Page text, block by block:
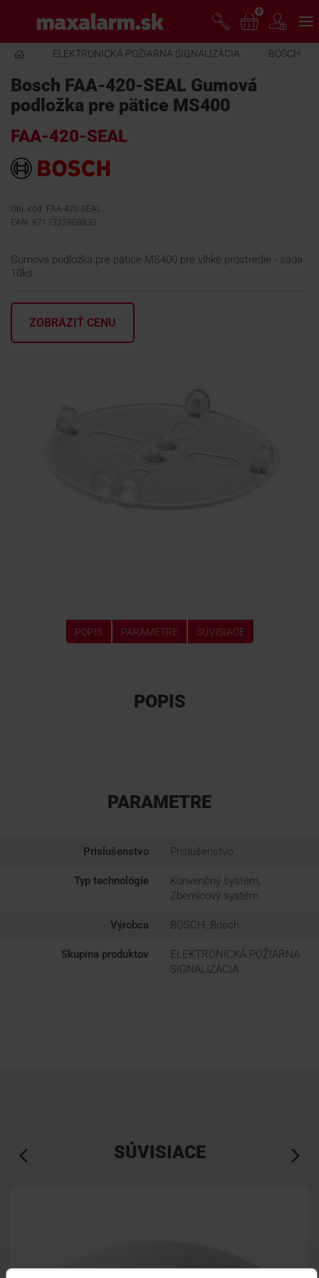
hlavnému
obsahu
www.maxalarm.sk
AKCIA MESIACA
PRODUKTY
SPOLOČNOSŤ
ŠKOLENIE
PODPORA
0
ELEKTRONICKÁ POŽIARNA SIGNALIZÁCIA BOSCH
Bosch FAA-420-SEAL Gumová
podložka pre pätice MS400
FAA-420-SEAL
Obj. kód: FAA-420-SEAL
EAN: 8717332808830
Gumová podložka pre pätice MS400 pre vlhké prostredie - sada
10ks
ZOBRAZIŤ CENU
POPIS PARAMETRE SÚVISIACE
POPIS
PARAMETRE
Prislušenstvo Príslušenstvo
Typ technológie
Konvenčný systém,
Zbernicový systém
Výrobca BOSCH, Bosch
Skupina produktov
ELEKTRONICKÁ POŽIARNA
SIGNALIZÁCIA
SÚVISIACE